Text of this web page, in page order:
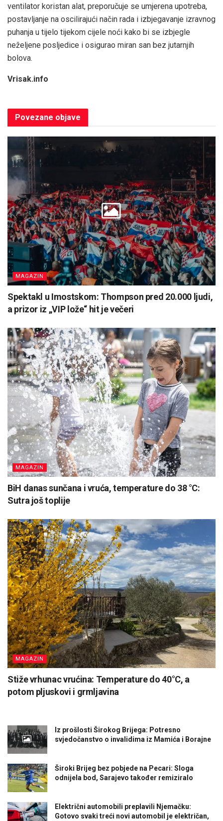
ventilator koristan alat, preporučuje se umjerena upotreba,
postavljanje na oscilirajući način rada i izbjegavanje izravnog
puhanja u tijelo tijekom cijele noći kako bi se izbjegle
neželjene posljedice i osigurao miran san bez jutarnjih
bolova.
Vrisak.info
Povezane objave
MAGAZIN
Spektakl u Imostskom: Thompson pred 20.000 ljudi,
a prizor iz „VIP lože“ hit je večeri
MAGAZIN
BiH danas sunčana i vruća, temperature do 38 °C:
Sutra još toplije
MAGAZIN
Stiže vrhunac vrućina: Temperature do 40°C, a
potom pljuskovi i grmljavina
Iz prošlosti Širokog Brijega: Potresno
svjedočanstvo o invalidima iz Mamića i Borajne
Široki Brijeg bez pobjede na Pecari: Sloga
odnijela bod, Sarajevo također remiziralo
Električni automobili preplavili Njemačku:
Gotovo svaki treći novi automobil je električan,